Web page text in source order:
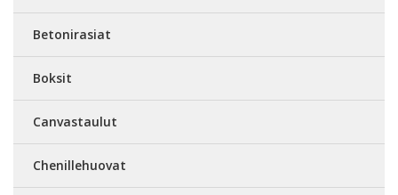
Betonirasiat
Boksit
Canvastaulut
Chenillehuovat